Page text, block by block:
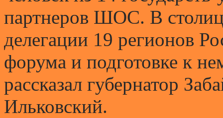
партнеров ШОС. В
делегации 19 регионов
форума и подготовке к
рассказал губернатор
Ильковский.